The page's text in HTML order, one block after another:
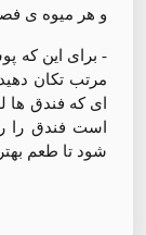
و هر میوه ی
- برای این که
مرتب تکان
ای که فندق ها
است فندق را
شود تا طعم